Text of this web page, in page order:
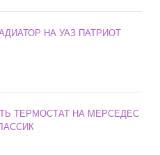
НА УАЗ ПАТРИОТ
ТЕРМОСТАТ НА МЕРСЕДЕС